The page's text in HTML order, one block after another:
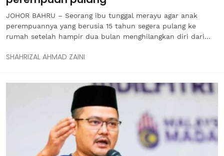
JOHOR BAHRU – Seorang ibu tunggal merayu agar anak
perempuannya yang berusia 15 tahun segera pulang ke
rumah setelah hampir dua bulan menghilangkan diri dari
anak sulungnya itu dipercayai melarikan diri dari rumah
SHAHRIZAL AHMAD ZAINI